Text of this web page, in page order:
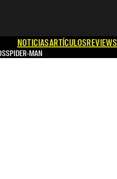
NOTICIASARTÍCULOSREVIEWS
SPIDER-MAN